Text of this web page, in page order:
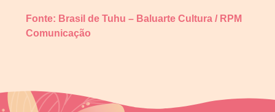
Fonte: Brasil de Tuhu – Baluarte Cultura / RPM
Comunicação